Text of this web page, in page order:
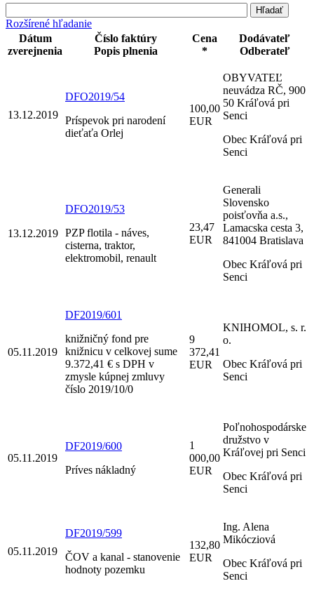
Rozšírené hľadanie
Dátum
zverejnenia
Číslo faktúry
Popis plnenia
Cena
*
Dodávateľ
Odberateľ
13.12.2019
DFO2019/54
Príspevok pri narodení
dieťaťa Orlej
100,00
EUR
OBYVATEĽ
neuvádza RČ, 900
50 Kráľová pri
Senci
Obec Kráľová pri
Senci
13.12.2019
DFO2019/53
PZP flotila - náves,
cisterna, traktor,
elektromobil, renault
23,47
EUR
Generali
Slovensko
poisťovňa a.s.,
Lamacska cesta 3,
841004 Bratislava
Obec Kráľová pri
Senci
05.11.2019
DF2019/601
knižničný fond pre
knižnicu v celkovej sume
9.372,41 € s DPH v
zmysle kúpnej zmluvy
číslo 2019/10/0
9
372,41
EUR
KNIHOMOL, s. r.
o.
Obec Kráľová pri
Senci
05.11.2019
DF2019/600
Príves nákladný
1
000,00
EUR
Poľnohospodárske
družstvo v
Kráľovej pri Senci
Obec Kráľová pri
Senci
05.11.2019
DF2019/599
ČOV a kanal - stanovenie
hodnoty pozemku
132,80
EUR
Ing. Alena
Mikócziová
Obec Kráľová pri
Senci